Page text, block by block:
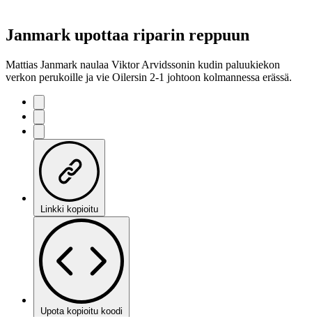
Janmark upottaa riparin reppuun
Mattias Janmark naulaa Viktor Arvidssonin kudin paluukiekon
verkon perukoille ja vie Oilersin 2-1 johtoon kolmannessa erässä.
Linkki kopioitu
Upota kopioitu koodi